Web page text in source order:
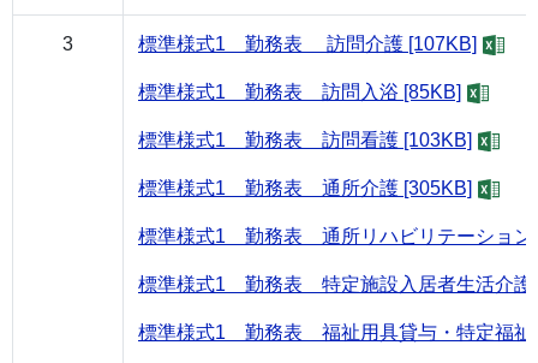
3 標準様式1 勤務表 訪問介護 [107KB]
標準様式1 勤務表 訪問入浴 [85KB]
標準様式1 勤務表 訪問看護 [103KB]
標準様式1 勤務表 通所介護 [305KB]
標準様式1 勤務表 通所リハビリテーション
標準様式1 勤務表 特定施設入居者生活介護
標準様式1 勤務表 福祉用具貸与・特定福祉